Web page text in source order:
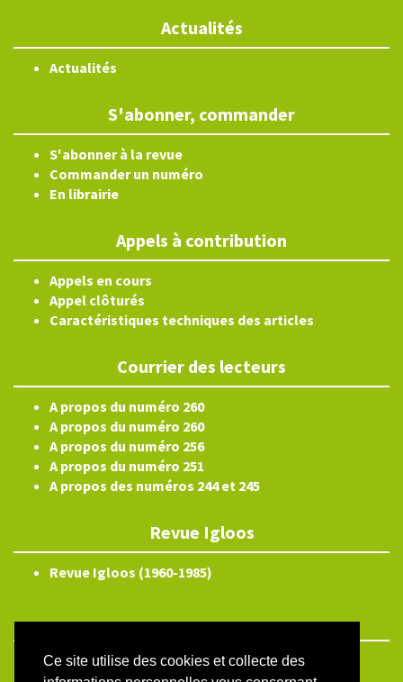
Ce site utilise des cookies et collecte des
Actualités
Actualités
S'abonner, commander
S'abonner à la revue
Commander un numéro
En librairie
Appels à contribution
Appels en cours
Appel clôturés
Caractéristiques techniques des articles
Courrier des lecteurs
A propos du numéro 260
A propos du numéro 260
A propos du numéro 256
A propos du numéro 251
A propos des numéros 244 et 245
Revue Igloos
Revue Igloos (1960-1985)
ISSN électronique 2804-3359